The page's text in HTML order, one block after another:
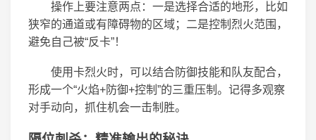
操作上要注意两点：一是选择合适的地形，比如
狭窄的通道或有障碍物的区域；二是控制烈火范围，
避免自己被“反卡”！
使用卡烈火时，可以结合防御技能和队友配合，
形成一个“火焰+防御+控制”的三重压制。记得多观察
对手动向，抓住机会一击制胜。